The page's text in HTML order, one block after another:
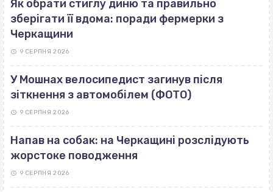
Як обрати стиглу диню та правильно
зберігати її вдома: поради фермерки з
Черкащини
9 СЕРПНЯ 2026
У Мошнах велосипедист загинув після
зіткнення з автомобілем (ФОТО)
9 СЕРПНЯ 2026
Напав на собак: на Черкащині розслідують
жорстоке поводження
9 СЕРПНЯ 2026